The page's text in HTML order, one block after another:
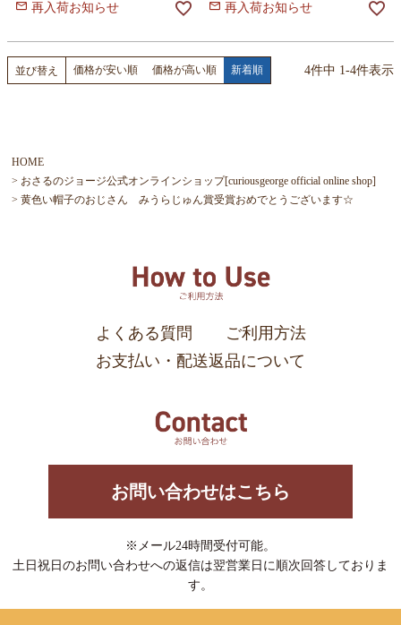
再入荷お知らせ 再入荷お知らせ
並び替え 価格が安い順 価格が高い順 新着順 4件中 1-4件表示
HOME
おさるのジョージ公式オンラインショップ[curiousgeorge official online shop]
黄色い帽子のおじさん みうらじゅん賞受賞おめでとうございます☆
よくある質問
ご利用方法
お支払い・配送返品について
お問い合わせはこちら
※メール24時間受付可能。
土日祝日のお問い合わせへの返信は翌営業日に順次回答しておりま
す。